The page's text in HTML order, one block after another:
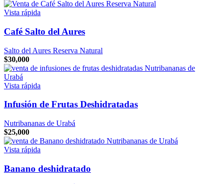
Vista rápida
Café Salto del Aures
Salto del Aures Reserva Natural
$30,000
Vista rápida
Infusión de Frutas Deshidratadas
Nutribananas de Urabá
$25,000
Vista rápida
Banano deshidratado